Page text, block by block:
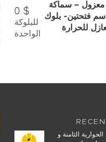
معزول – سماكة
البلوكة: 15 سم فتحتين- بلوك
للحرارة
0 $
للبلوكة
الواحدة
الحوارية الثامنة و